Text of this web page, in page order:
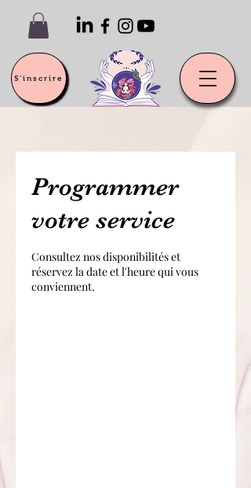
S'inscrire
Programmer
votre service
Consultez nos disponibilités et
réservez la date et l'heure qui vous
conviennent.